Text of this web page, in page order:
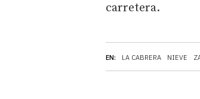
EN: LA CABRERA NIEVE
carretera.